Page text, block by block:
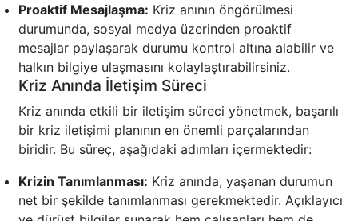
Proaktif Mesajlaşma: Kriz anının öngörülmesi
durumunda, sosyal medya üzerinden proaktif
mesajlar paylaşarak durumu kontrol altına alabilir ve
halkın bilgiye ulaşmasını kolaylaştırabilirsiniz.
Kriz Anında İletişim Süreci
Kriz anında etkili bir iletişim süreci yönetmek, başarılı
bir kriz iletişimi planının en önemli parçalarından
biridir. Bu süreç, aşağıdaki adımları içermektedir:
Krizin Tanımlanması: Kriz anında, yaşanan durumun
net bir şekilde tanımlanması gerekmektedir. Açıklayıcı